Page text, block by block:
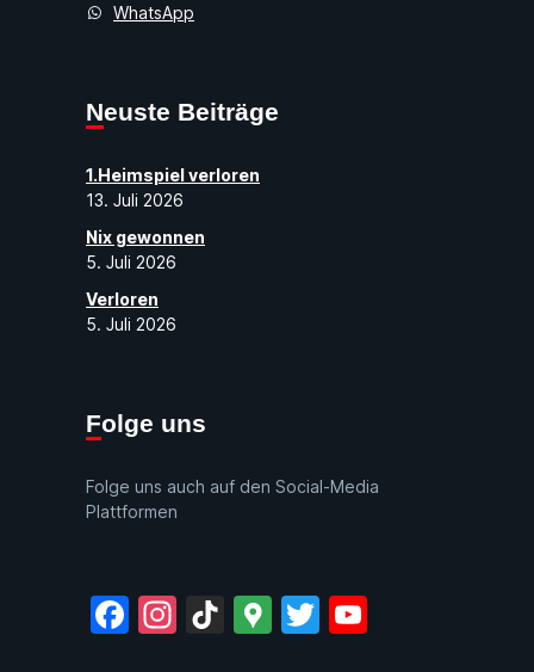
WhatsApp
Neuste Beiträge
1.Heimspiel verloren
13. Juli 2026
Nix gewonnen
5. Juli 2026
Verloren
5. Juli 2026
Folge uns
Folge uns auch auf den Social-Media
Plattformen
Facebook
Instagram
TikTok
GoogleTwitter